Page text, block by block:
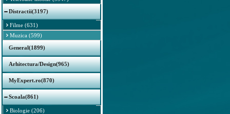
Distractii(3197)
Filme (631)
Muzica (599)
General(1899)
Arhitectura/Design(965)
MyExpert.ro(870)
Scoala(861)
Biologie (206)